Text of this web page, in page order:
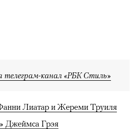
телеграм-канал «РБК Стиль»
Лиатар и Жереми Труиля
Джеймса Грэя